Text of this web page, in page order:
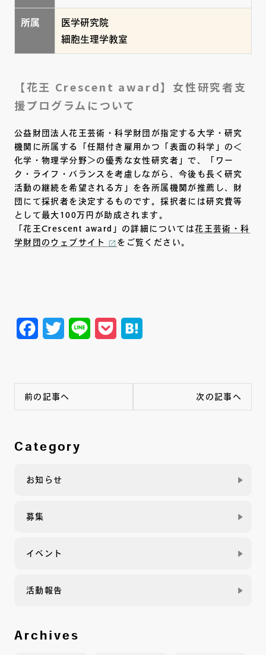
所属
医学研究院
細胞生理学教室
【花王 Crescent award】女性研究者支
援プログラムについて
公益財団法人花王芸術・科学財団が指定する大学・研究
機関に所属する「任期付き雇用かつ「表面の科学」の＜
化学・物理学分野＞の優秀な女性研究者」で、「ワー
ク・ライフ・バランスを考慮しながら、今後も長く研究
活動の継続を希望される方」を各所属機関が推薦し、財
団にて採択者を決定するものです。採択者には研究費等
として最大100万円が助成されます。
「花王Crescent award」の詳細については花王芸術・科
学財団のウェブサイト
をご覧ください。
Facebook
TwitterLine Pocket
前の記事へ 次の記事へ
Category
お知らせ
募集
イベント
活動報告
Archives